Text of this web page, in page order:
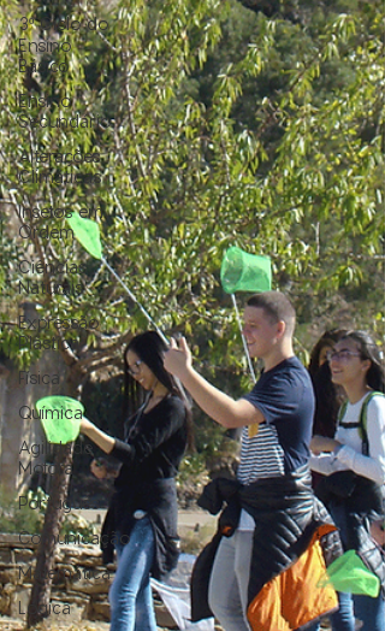
3º Ciclo do
Ensino
Básico
Ensino
Secundário
Alterações
Climáticas
Insetos em
Ordem
Ciências
Naturais
Expressão
Plástica
Física
Química
Agilidade
Motora
Português
Comunicação
Matemática
Lógica